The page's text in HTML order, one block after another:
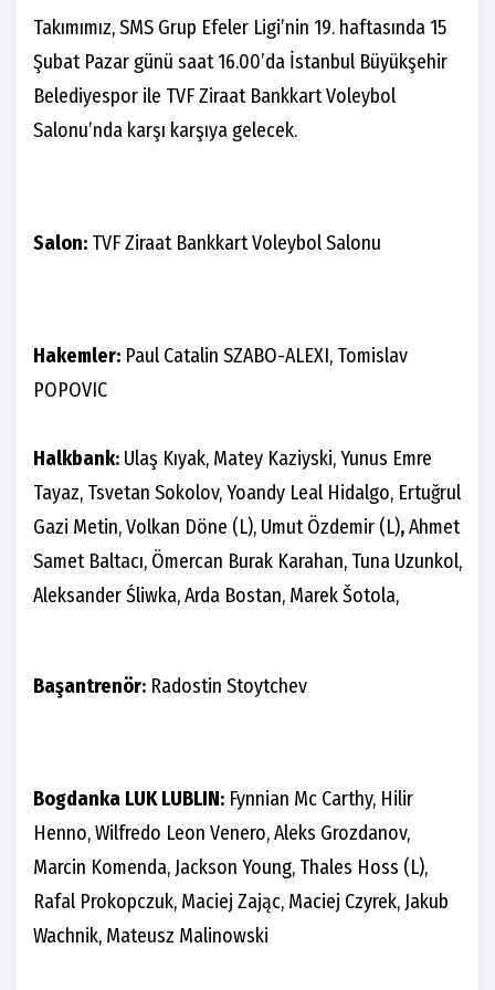
Takımımız, SMS Grup Efeler Ligi’nin 19. haftasında 15
Şubat Pazar günü saat 16.00’da İstanbul Büyükşehir
Belediyespor ile TVF Ziraat Bankkart Voleybol
Salonu’nda karşı karşıya gelecek.
Salon: TVF Ziraat Bankkart Voleybol Salonu
Hakemler: Paul Catalin SZABO-ALEXI, Tomislav
POPOVIC
Halkbank: Ulaş Kıyak, Matey Kaziyski, Yunus Emre
Tayaz, Tsvetan Sokolov, Yoandy Leal Hidalgo, Ertuğrul
Gazi Metin, Volkan Döne (L), Umut Özdemir (L),Ahmet
Samet Baltacı, Ömercan Burak Karahan, Tuna Uzunkol,
Aleksander Śliwka, Arda Bostan, Marek Šotola,
Başantrenör: Radostin Stoytchev
Bogdanka LUK LUBLIN: Fynnian Mc Carthy, Hilir
Henno, Wilfredo Leon Venero, Aleks Grozdanov,
Marcin Komenda, Jackson Young, Thales Hoss (L),
Rafal Prokopczuk, Maciej Zając, Maciej Czyrek, Jakub
Wachnik, Mateusz Malinowski